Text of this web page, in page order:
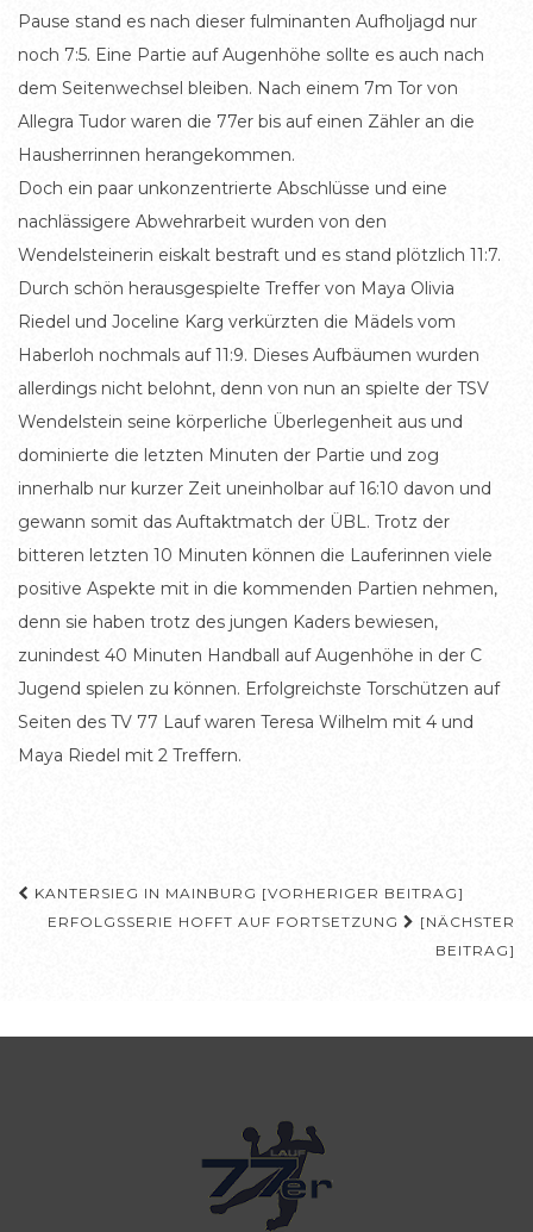
Pause stand es nach dieser fulminanten Aufholjagd nur
noch 7:5. Eine Partie auf Augenhöhe sollte es auch nach
dem Seitenwechsel bleiben. Nach einem 7m Tor von
Allegra Tudor waren die 77er bis auf einen Zähler an die
Hausherrinnen herangekommen.
Doch ein paar unkonzentrierte Abschlüsse und eine
nachlässigere Abwehrarbeit wurden von den
Wendelsteinerin eiskalt bestraft und es stand plötzlich 11:7.
Durch schön herausgespielte Treffer von Maya Olivia
Riedel und Joceline Karg verkürzten die Mädels vom
Haberloh nochmals auf 11:9. Dieses Aufbäumen wurden
allerdings nicht belohnt, denn von nun an spielte der TSV
Wendelstein seine körperliche Überlegenheit aus und
dominierte die letzten Minuten der Partie und zog
innerhalb nur kurzer Zeit uneinholbar auf 16:10 davon und
gewann somit das Auftaktmatch der ÜBL. Trotz der
bitteren letzten 10 Minuten können die Lauferinnen viele
positive Aspekte mit in die kommenden Partien nehmen,
denn sie haben trotz des jungen Kaders bewiesen,
zunindest 40 Minuten Handball auf Augenhöhe in der C
Jugend spielen zu können. Erfolgreichste Torschützen auf
Seiten des TV 77 Lauf waren Teresa Wilhelm mit 4 und
Maya Riedel mit 2 Treffern.
Beitragsnavigation
KANTERSIEG IN MAINBURG [VORHERIGER BEITRAG]
ERFOLGSSERIE HOFFT AUF FORTSETZUNG
[NÄCHSTER
BEITRAG]